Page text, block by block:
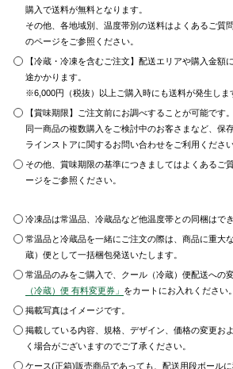
購入で送料が無料となります。
その他、各地域別、温度帯別の送料はよくあるご質
のページをご参照ください。
【冷蔵・冷凍を含むご注文】配送エリアや購入金額
途かかります。
※6,000円（税抜）以上ご購入時にも送料が発生しま
【賞味期限】ご注文前にお調べすることが可能です。
同一商品の複数購入をご検討中のお客さまなど、保
ラインストアに関するお問い合わせをご利用ください
その他、賞味期限の基準につきましてはよくあるご
ージをご参照ください。
冷凍品は常温品、冷蔵品など他温度帯との同梱はでき
常温品と冷蔵品を一緒にご注文の際は、商品に重大
蔵）便として一括梱包発送いたします。
常温品のみをご購入で、クール（冷蔵）便配送への
（冷蔵）便 有料変更券」 をカートにお入れください。
掲載写真はイメージです。
掲載している内容、規格、デザイン、価格の変更お
く場合がございますのでご了承ください。
ケース(正箱)販売商品であっても、配送用段ボール